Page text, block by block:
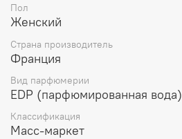
Пол
Женский
Страна производитель
Франция
Вид парфюмерии
EDP (парфюмированная вода)
Классификация
Масс-маркет